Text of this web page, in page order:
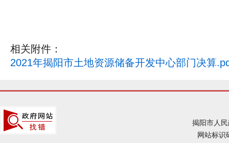
相关附件：
2021年揭阳市土地资源储备开发中心部门决算
揭阳市人
网站标